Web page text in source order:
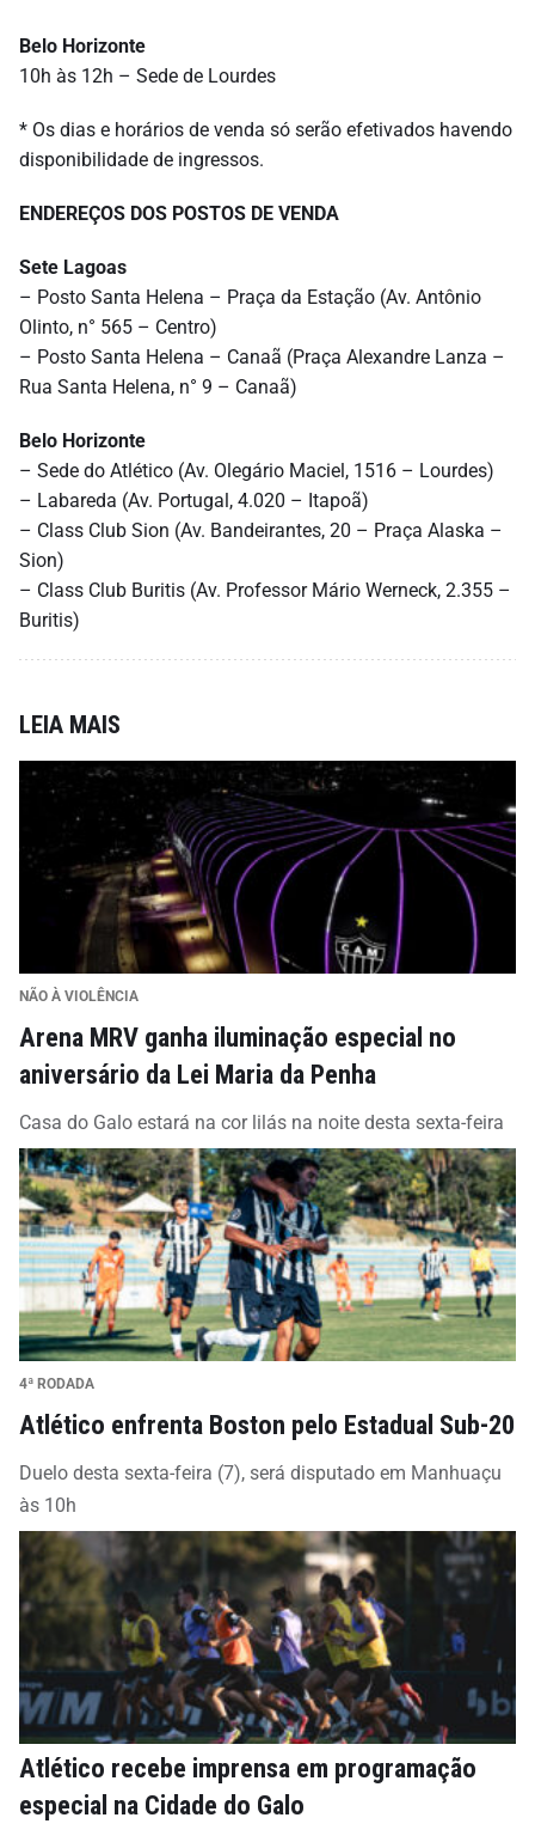
Belo Horizonte
10h às 12h – Sede de Lourdes
* Os dias e horários de venda só serão efetivados havendo
disponibilidade de ingressos.
ENDEREÇOS DOS POSTOS DE VENDA
Sete Lagoas
– Posto Santa Helena – Praça da Estação (Av. Antônio
Olinto, n° 565 – Centro)
– Posto Santa Helena – Canaã (Praça Alexandre Lanza –
Rua Santa Helena, n° 9 – Canaã)
Belo Horizonte
– Sede do Atlético (Av. Olegário Maciel, 1516 – Lourdes)
– Labareda (Av. Portugal, 4.020 – Itapoã)
– Class Club Sion (Av. Bandeirantes, 20 – Praça Alaska –
Sion)
– Class Club Buritis (Av. Professor Mário Werneck, 2.355 –
Buritis)
LEIA MAIS
NÃO À VIOLÊNCIA
Arena MRV ganha iluminação especial no
aniversário da Lei Maria da Penha
Casa do Galo estará na cor lilás na noite desta sexta-feira
4ª RODADA
Atlético enfrenta Boston pelo Estadual Sub-20
Duelo desta sexta-feira (7), será disputado em Manhuaçu
às 10h
Atlético recebe imprensa em programação
especial na Cidade do Galo